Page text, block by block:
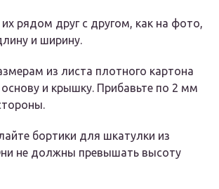
их рядом друг с другом, как на фото,
и ширину.
из листа плотного картона
основу и крышку. Прибавьте по 2 мм
бортики для шкатулки из
не должны превышать высоту